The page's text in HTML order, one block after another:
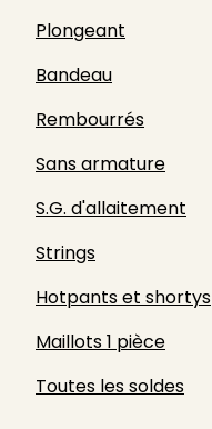
Plongeant
Bandeau
Rembourrés
Sans armature
S.G. d'allaitement
Strings
Hotpants et shortys
Maillots 1 pièce
Toutes les soldes